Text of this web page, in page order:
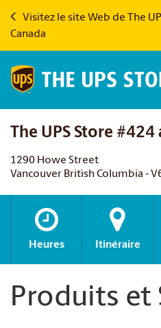
Visitez le site Web de The
Canada
The UPS Store #424
1290 Howe Street
Vancouver British Columbia -
Heures Itinéraire
Produits et